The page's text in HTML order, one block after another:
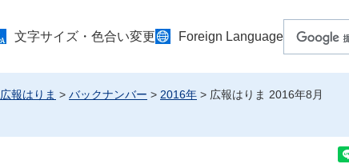
文字サイズ・色合い変更 Foreign Language
広報はりま > バックナンバー > 2016年 > 広報はりま 2016年8月